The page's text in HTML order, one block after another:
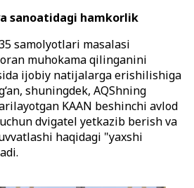
sanoatidagi hamkorlik
35 samolyotlari masalasi
muhokama qilinganini
ijobiy natijalarga erishilishiga
shuningdek, AQShning
KAAN beshinchi avlod
dvigatel yetkazib berish va
haqidagi "yaxshi